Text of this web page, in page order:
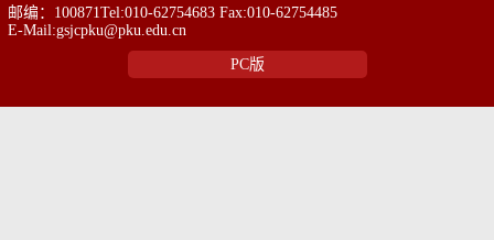
邮编：100871Tel:010-62754683 Fax:010-62754485
E-Mail:gsjcpku@pku.edu.cn
PC版